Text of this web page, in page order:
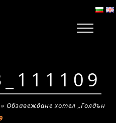
» Обзавеждане хотел „Голдън